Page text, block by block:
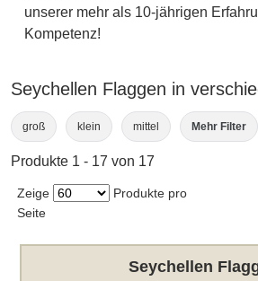
unserer mehr als 10-jährigen
Kompetenz!
Seychellen Flaggen in
groß klein mittel Mehr Filter
Produkte 1 - 17 von 17
Zeige
Produkte pro
Seite
Seychellen